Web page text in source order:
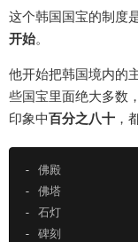
这个韩国国宝的制度
开始。
他开始把韩国境内的
些国宝里面绝大多数
印象中百分之八十 ，
-
-
-
-